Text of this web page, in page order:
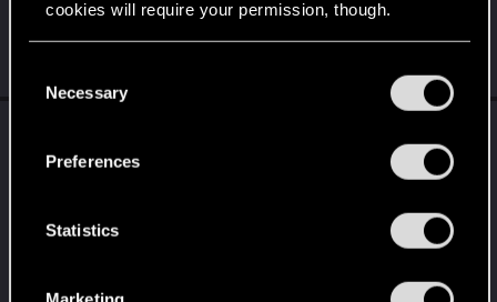
cookies will require your permission, though.
and tweak your preferences regarding them in the
Necessary
Preferences
Statistics
Przy pierwszej zajawce nie byłem pewien co do artstyle /
designu postaci, ale tutaj wygląda to w porządku. Po prostu ciut
bardziej w...
Zapowiedź dodatku Wiedźmin 3: Dziki Gon –
Te minimalne 55 przejść od 2007 roku to daje średnio prawie 3
przejścia na rok. Jeśli od jakiegoś czasu przechodzisz grę "tylko"